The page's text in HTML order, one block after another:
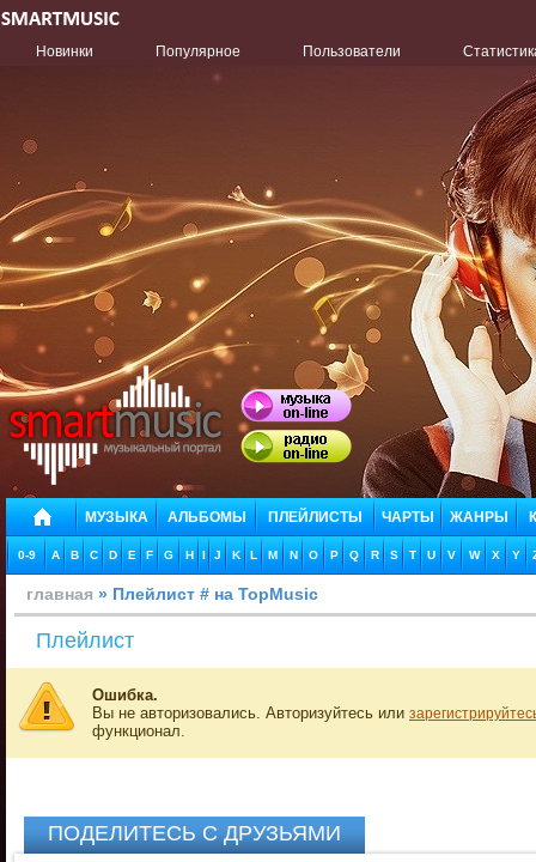
Новинки Популярное Пользователи
МУЗЫКА АЛЬБОМЫ ПЛЕЙЛИСТЫ ЧАРТЫ ЖАНРЫ
0-9 A B C D E F G H I J K L M N O P Q R S T U V W X Y
главная » Плейлист # на TopMusic
Плейлист
Ошибка.
Вы не авторизовались. Авторизуйтесь или
функционал.
ПОДЕЛИТЕСЬ С ДРУЗЬЯМИ